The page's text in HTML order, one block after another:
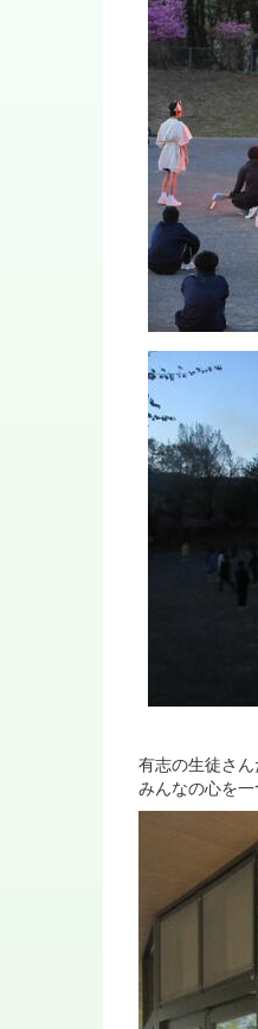
有志の生徒さ
みんなの心を